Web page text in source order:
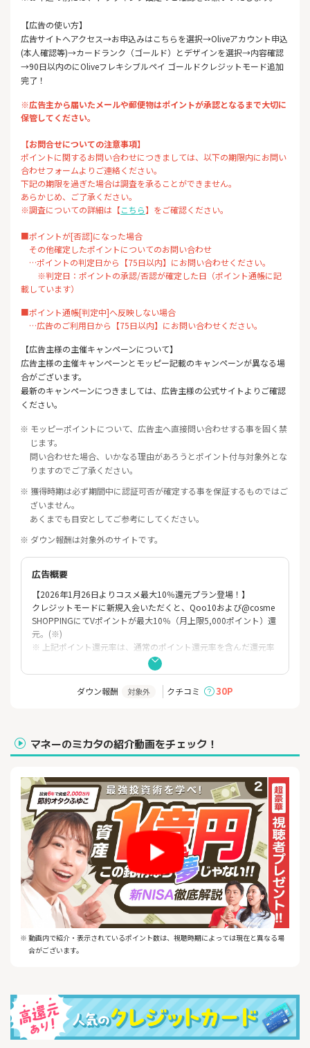
【広告の使い方】
広告サイトへアクセス→お申込みはこちらを選択→Oliveアカウント申込
(本人確認等)→カードランク（ゴールド）とデザインを選択→内容確認
→90日以内のにOliveフレキシブルペイ ゴールドクレジットモード追加
完了！
※広告主から届いたメールや郵便物はポイントが承認となるまで大切に
保管してください。
【お問合せについての注意事項】
ポイントに関するお問い合わせにつきましては、以下の期限内にお問い
合わせフォームよりご連絡ください。
下記の期限を過ぎた場合は調査を承ることができません。
あらかじめ、ご了承ください。
※調査についての詳細は【こちら】をご確認ください。
■ポイントが[否認]になった場合
その他確定したポイントについてのお問い合わせ
…ポイントの判定日から【75日以内】にお問い合わせください。
※判定日：ポイントの承認/否認が確定した日（ポイント通帳に記
載しています）
■ポイント通帳[判定中]へ反映しない場合
…広告のご利用日から【75日以内】にお問い合わせください。
【広告主様の主催キャンペーンについて】
広告主様の主催キャンペーンとモッピー記載のキャンペーンが異なる場
合がございます。
最新のキャンペーンにつきましては、広告主様の公式サイトよりご確認
ください。
※ モッピーポイントについて、広告主へ直接問い合わせする事を固く禁
じます。
問い合わせた場合、いかなる理由があろうとポイント付与対象外とな
りますのでご了承ください。
※ 獲得時期は必ず期間中に認証可否が確定する事を保証するものではご
ざいません。
あくまでも目安としてご参考にしてください。
※ ダウン報酬は対象外のサイトです。
広告概要
【2026年1月26日よりコスメ最大10％還元プラン登場！】
クレジットモードに新規入会いただくと、Qoo10および@cosme
SHOPPINGにてVポイントが最大10％（月上限5,000ポイント）還
元。(※)
※ 上記ポイント還元率は、通常のポイント還元率を含んだ還元率
※ 当プランや最大10％還元の条件・詳細は、必ず以下ホームぺー
ジをご確認ください。
※ 当プランは予告なく変更・終了することがございます。
https://www.smbc-card.com/nyukai/campaign/pop/cardinfo3
010639.jsp
～Oliveフレキシブルペイ ゴールドで、ポイントも特典もグレード
アップ！～
「おトクで、ステータス感もある！」 Oliveフレキシブルペイゴー
ルドは、
日々のお買い物でポイントがザクザク貯まるだけでなく、豪華な
特典も満載！
対象のコンビニ・飲食店でのスマホのタッチ決済またはモバイル
オーダーで、最大20％ポイント還元！
三井住友カード（NL）の最大7％ポイント還元に加えて、
Oliveフレキシブルペイ ゴールドならさらにおトクにポイントを貯
めるチャンス！
【おトクな情報をいくつかご紹介！】
1. Oliveフレキシブルペイ ゴールドの特別な特典！
・空港ラウンジ利用可能で、旅行や出張を快適に！
2. ポイントが貯まりやすい！
以下の対象店舗で、スマホのタッチ決済を利用するだけで8％ポイ
ダウン報酬 対象外 クチコミ 30P
マネーのミカタの紹介動画をチェック！
※ 動画内で紹介・表示されているポイント数は、視聴時期によっては現在と異なる場
合がございます。